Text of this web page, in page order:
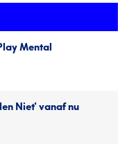
Mental
Niet' vanaf nu